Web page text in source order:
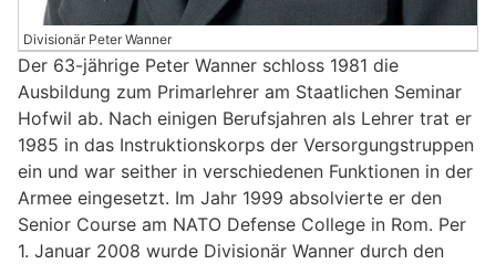
Divisionär Peter Wanner
Der 63-jährige Peter Wanner schloss 1981 die
Ausbildung zum Primarlehrer am Staatlichen Seminar
Hofwil ab. Nach einigen Berufsjahren als Lehrer trat er
1985 in das Instruktionskorps der Versorgungstruppen
ein und war seither in verschiedenen Funktionen in der
Armee eingesetzt. Im Jahr 1999 absolvierte er den
Senior Course am NATO Defense College in Rom. Per
1. Januar 2008 wurde Divisionär Wanner durch den